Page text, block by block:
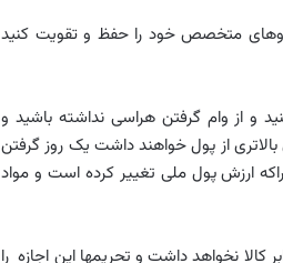
نیروهای متخصص خود را حفظ و تقویت کنید
کنید و از وام گرفتن هراسی نداشته باشید و
از پول خواهند داشت یک روز گرفتن
دارد چراکه ارزش پول ملی تغییر کرده است و مواد
کالا نخواهد داشت و تحریمها این اجازه را